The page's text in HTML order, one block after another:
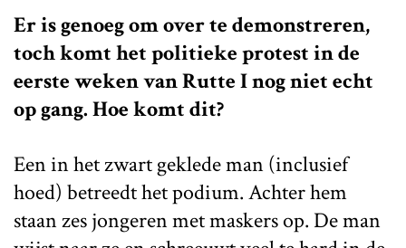
Er is genoeg om over te demonstreren,
toch komt het politieke protest in de
eerste weken van Rutte I nog niet echt
op gang. Hoe komt dit?
Een in het zwart geklede man (inclusief
hoed) betreedt het podium. Achter hem
staan zes jongeren met maskers op. De man